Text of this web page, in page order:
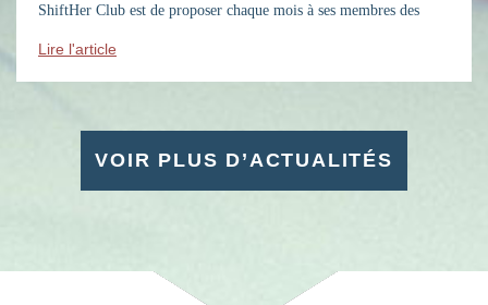
ShiftHer Club est de proposer chaque mois à ses membres des
Lire l'article
VOIR PLUS D’ACTUALITÉS